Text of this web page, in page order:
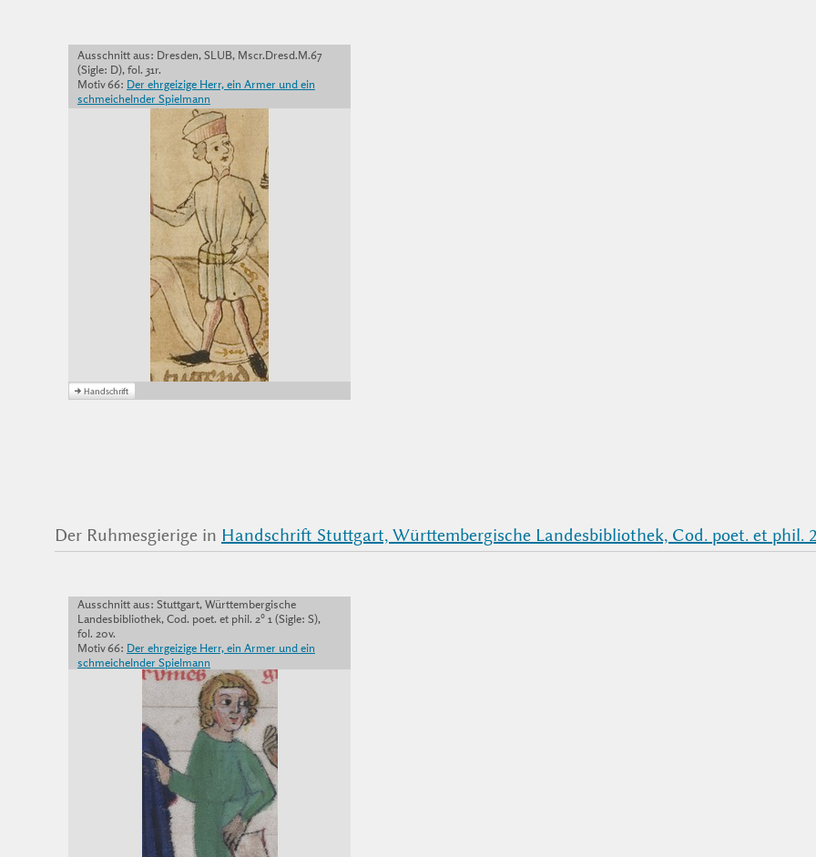
Ausschnitt aus: Dresden, SLUB, Mscr.Dresd.M.67
(Sigle: D), fol. 31r.
Motiv 66: Der ehrgeizige Herr, ein Armer und ein
schmeichelnder Spielmann
Der Ruhmesgierige in Handschrift Stuttgart, Württembergische Landesbibliothek, Cod. poet. et phil.
Ausschnitt aus: Stuttgart, Württembergische
Landesbibliothek, Cod. poet. et phil. 2° 1 (Sigle: S),
fol. 20v.
Motiv 66: Der ehrgeizige Herr, ein Armer und ein
schmeichelnder Spielmann